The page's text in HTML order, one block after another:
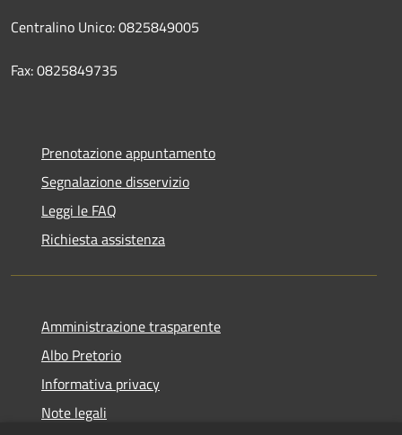
Centralino Unico: 0825849005
Fax: 0825849735
Prenotazione appuntamento
Segnalazione disservizio
Leggi le FAQ
Richiesta assistenza
Amministrazione trasparente
Albo Pretorio
Informativa privacy
Note legali